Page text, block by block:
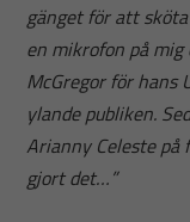
gänget för att sköta
en mikrofon på
McGregor för hans
ylande publiken.
Arianny Celeste på
gjort det…”